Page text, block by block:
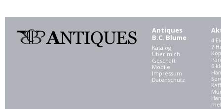
Antiques
B.C. Blume
Katalog
Über mich
Geschäft
Mobile
Impressum
Datenschutz
4
7
6